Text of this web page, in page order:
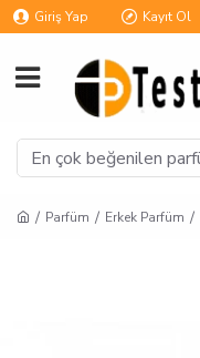
Giriş Yap Kayıt Ol
Parfüm Erkek Parfüm